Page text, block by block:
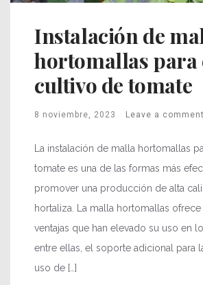
Instalación de
hortomallas para
cultivo de tomate
8 noviembre, 2023 Leave a comment
La instalación de malla hortomallas
tomate es una de las formas más
promover una producción de alta
hortaliza. La malla hortomallas
ventajas que han elevado su uso en
entre ellas, el soporte adicional para
uso de […]